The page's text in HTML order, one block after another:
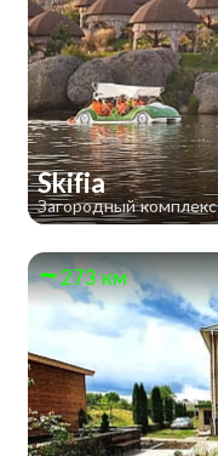
Skifia
Загородный комплекс
273 км